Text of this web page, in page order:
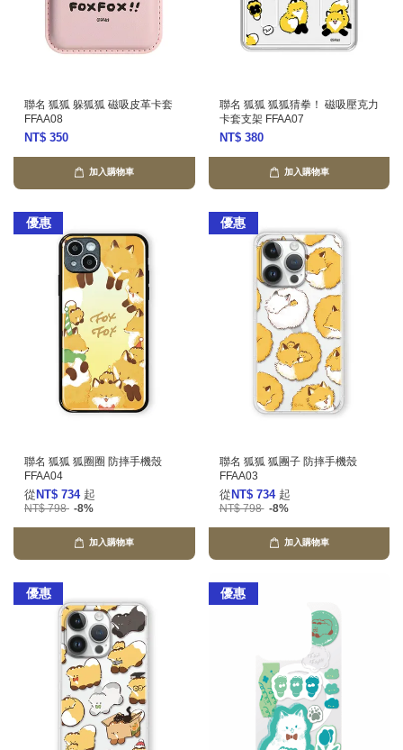
聯名 狐狐 躲狐狐 磁吸皮革卡套
FFAA08
NT$ 350
加入購物車
聯名 狐狐 狐狐猜拳！ 磁吸壓克力
卡套支架 FFAA07
NT$ 380
加入購物車
優惠
聯名 狐狐 狐圈圈 防摔手機殼
FFAA04
從 NT$ 734 起
NT$ 798 -8%
加入購物車
優惠
聯名 狐狐 狐團子 防摔手機殼
FFAA03
從 NT$ 734 起
NT$ 798 -8%
加入購物車
優惠 優惠